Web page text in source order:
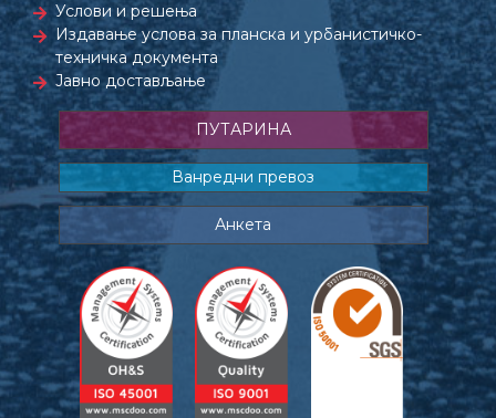
Услови и решења
Издавање услова за планска и урбанистичко-
техничка документа
Јавно достављање
ПУТАРИНА
Ванредни превоз
Анкета